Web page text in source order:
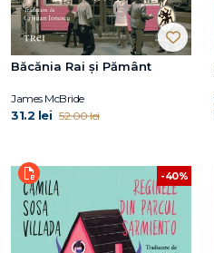
Băcănia Rai și Pământ
James McBride
31.2 lei 52.00 lei
-40%